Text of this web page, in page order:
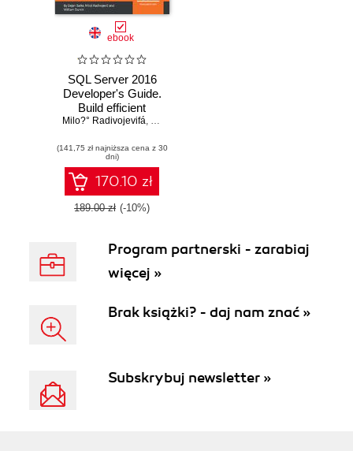
ebook
SQL Server 2016
Developer's Guide.
Build efficient
database
your organization
with SQL Server
2016
Milo?° Radivojevifá, Dejan Sarka
(141,75 zł najniższa cena z 30
dni)
170.10 zł
189.00 zł (-10%)
Program partnerski - zarabiaj
więcej »
Brak książki? - daj nam znać »
Subskrybuj newsletter »